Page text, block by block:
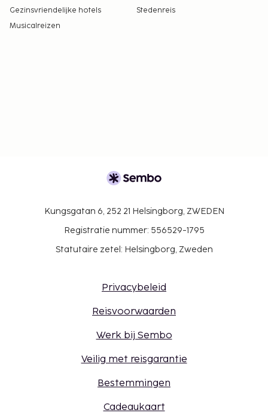
Gezinsvriendelijke hotels
Stedenreis
Musicalreizen
Kungsgatan 6, 252 21 Helsingborg, ZWEDEN
Registratie nummer: 556529-1795
Statutaire zetel: Helsingborg, Zweden
Privacybeleid
Reisvoorwaarden
Werk bij Sembo
Veilig met reisgarantie
Bestemmingen
Cadeaukaart